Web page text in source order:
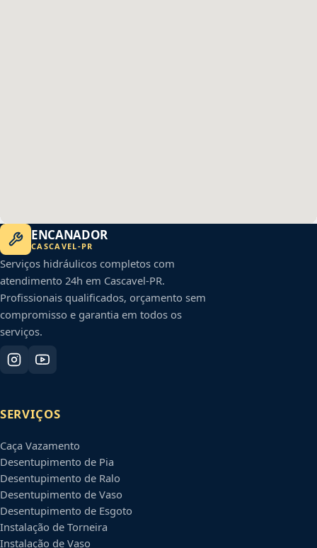
ENCANADOR
CASCAVEL-PR
Serviços hidráulicos completos com
atendimento 24h em Cascavel-PR.
Profissionais qualificados, orçamento sem
compromisso e garantia em todos os
serviços.
SERVIÇOS
Caça Vazamento
Desentupimento de Pia
Desentupimento de Ralo
Desentupimento de Vaso
Desentupimento de Esgoto
Instalação de Torneira
Instalação de Vaso